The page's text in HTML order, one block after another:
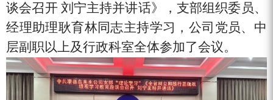
谈会召开 刘宁主持并讲话》，支部组织委员、
经理助理耿育林同志主持学习，公司党员、中
层副职以上及行政科室全体参加了会议。